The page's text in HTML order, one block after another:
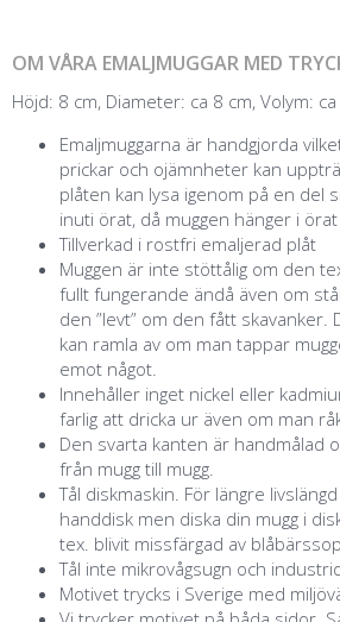
OM VÅRA EMALJMUGGAR MED
Höjd: 8 cm, Diameter: ca 8 cm, Volym:
Emaljmuggarna är handgjorda
prickar och ojämnheter kan
plåten kan lysa igenom på en del
inuti örat, då muggen hänger i
Tillverkad i rostfri emaljerad plåt
Muggen är inte stöttålig om den
fullt fungerande ändå även om
den ”levt” om den fått skavanker.
kan ramla av om man tappar
emot något.
Innehåller inget nickel eller
farlig att dricka ur även om man
Den svarta kanten är handmålad
från mugg till mugg.
Tål diskmaskin. För längre
handdisk men diska din mugg i
tex. blivit missfärgad av
Tål inte mikrovågsugn och
Motivet trycks i Sverige med